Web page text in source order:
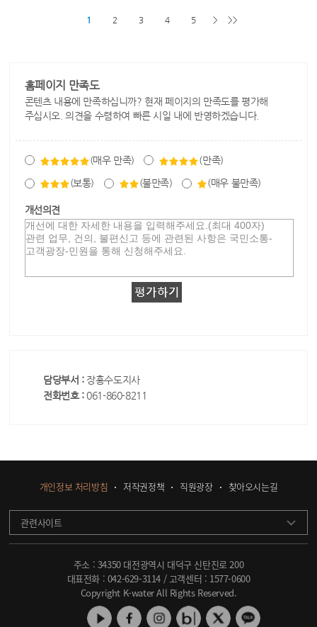
1 2 3 4 5 > >>
홈페이지 만족도
콘텐츠 내용에 만족하십니까? 현재 페이지의 만족도를 평가해
주십시오. 의견을 수렴하여 빠른 시일 내에 반영하겠습니다.
(매우 만족) (만족)
(보통) (불만족) (매우 불만족)
개선의견
담당부서 : 장흥수도지사
전화번호 : 061-860-8211
개인정보 처리방침 저작권정책 직원광장 찾아오시는길
관련사이트
주소 : 34350 대전광역시 대덕구 신탄진로 200
대표전화 : 042-629-3114 / 고객센터 : 1577-0600
Copyright K-water All Rights Reserved.